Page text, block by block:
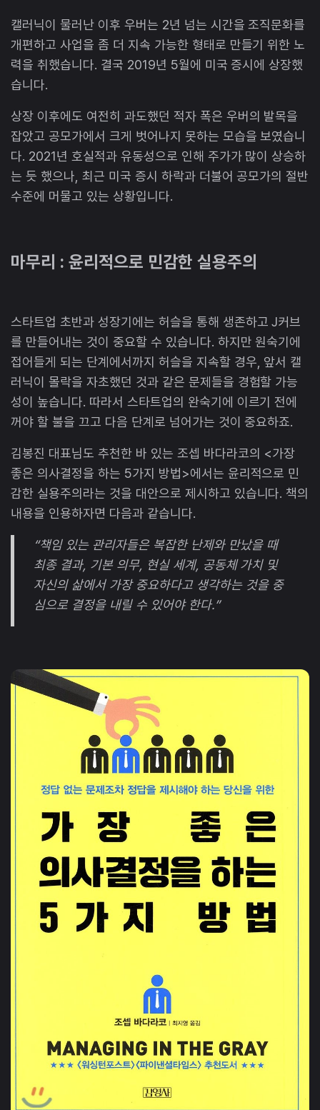
캘러닉이 물러난 이후 우버는 2년 넘는 시간을 조직문화를
개편하고 사업을 좀 더 지속 가능한 형태로 만들기 위한 노
력을 취했습니다. 결국 2019년 5월에 미국 증시에 상장했
습니다.
상장 이후에도 여전히 과도했던 적자 폭은 우버의 발목을
잡았고 공모가에서 크게 벗어나지 못하는 모습을 보였습니
다. 2021년 호실적과 유동성으로 인해 주가가 많이 상승하
는 듯 했으나, 최근 미국 증시 하락과 더불어 공모가의 절반
수준에 머물고 있는 상황입니다.
마무리 : 윤리적으로 민감한 실용주의
스타트업 초반과 성장기에는 허슬을 통해 생존하고 J커브
를 만들어내는 것이 중요할 수 있습니다. 하지만 원숙기에
접어들게 되는 단계에서까지 허슬을 지속할 경우, 앞서 캘
러닉이 몰락을 자초했던 것과 같은 문제들을 경험할 가능
성이 높습니다. 따라서 스타트업의 완숙기에 이르기 전에
꺼야 할 불을 끄고 다음 단계로 넘어가는 것이 중요하죠.
김봉진 대표님도 추천한 바 있는 조셉 바다라코의 <가장
좋은 의사결정을 하는 5가지 방법>에서는 윤리적으로 민
감한 실용주의라는 것을 대안으로 제시하고 있습니다. 책의
내용을 인용하자면 다음과 같습니다.
“책임 있는 관리자들은 복잡한 난제와 만났을 때
최종 결과, 기본 의무, 현실 세계, 공동체 가치 및
자신의 삶에서 가장 중요하다고 생각하는 것을 중
심으로 결정을 내릴 수 있어야 한다.”